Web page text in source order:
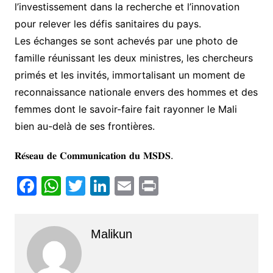
l’investissement dans la recherche et l’innovation
pour relever les défis sanitaires du pays.
Les échanges se sont achevés par une photo de
famille réunissant les deux ministres, les chercheurs
primés et les invités, immortalisant un moment de
reconnaissance nationale envers des hommes et des
femmes dont le savoir-faire fait rayonner le Mali
bien au-delà de ses frontières.
𝐑𝐞́𝐬𝐞𝐚𝐮 𝐝𝐞 𝐂𝐨𝐦𝐦𝐮𝐧𝐢𝐜𝐚𝐭𝐢𝐨𝐧 𝐝𝐮 𝐌𝐒𝐃𝐒.
F
c
e
b
W
at
s
A
T
itt
er
Li
k
e
E Pr
Malikun